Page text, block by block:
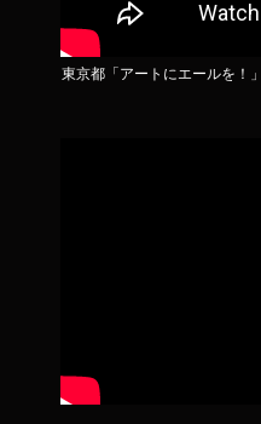
東京都「アートにエールを！